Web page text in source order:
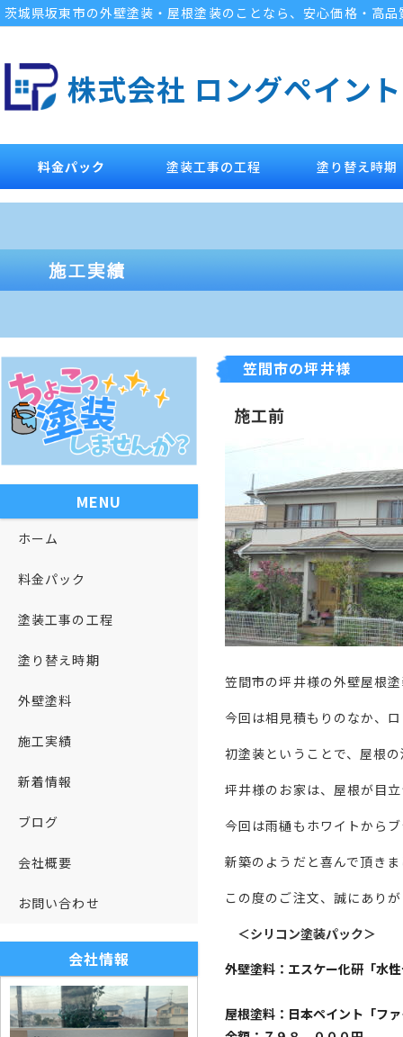
茨城県坂東市の外壁塗装・屋根塗装のことなら、安心価格・高
株式会社 ロングペイント
料金パック 塗装工事の工程 塗り替え時期
笠間市の坪井様
施工前
笠間市の坪井様の外壁屋根
今回は相見積もりのなか、
初塗装ということで、屋根
坪井様のお家は、屋根が目
今回は雨樋もホワイトから
新築のようだと喜んで頂き
この度のご注文、誠にあり
＜シリコン塗装パック＞
外壁塗料：エスケー化研「水
屋根塗料：日本ペイント「
MENU
ホーム
料金パック
塗装工事の工程
塗り替え時期
外壁塗料
施工実績
新着情報
ブログ
会社概要
お問い合わせ
会社情報